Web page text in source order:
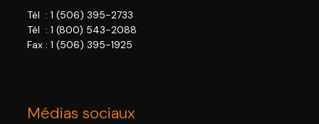
Tél : 1 (506) 395-2733
Tél : 1 (800) 543-2088
Fax : 1 (506) 395-1925
Médias sociaux